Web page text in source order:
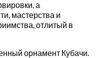
а
мастерства и
отлитый в
орнамент Кубачи.